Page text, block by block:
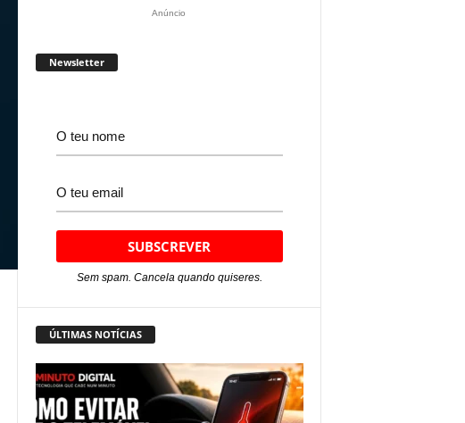
Anúncio
Newsletter
Sem spam. Cancela quando quiseres.
ÚLTIMAS NOTÍCIAS